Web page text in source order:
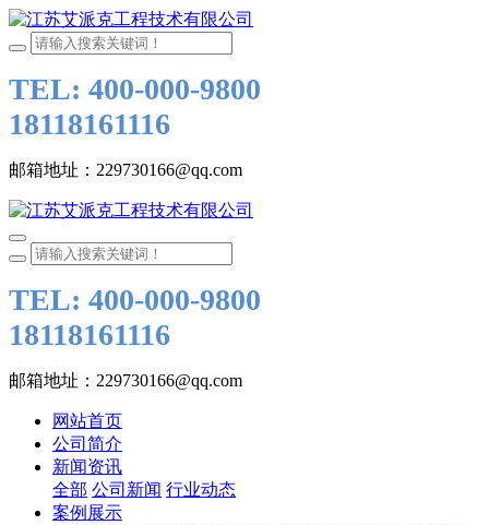
TEL: 400-000-9800
18118161116
邮箱地址：229730166@qq.com
TEL: 400-000-9800
18118161116
邮箱地址：229730166@qq.com
网站首页
公司简介
新闻资讯
全部 公司新闻 行业动态
案例展示